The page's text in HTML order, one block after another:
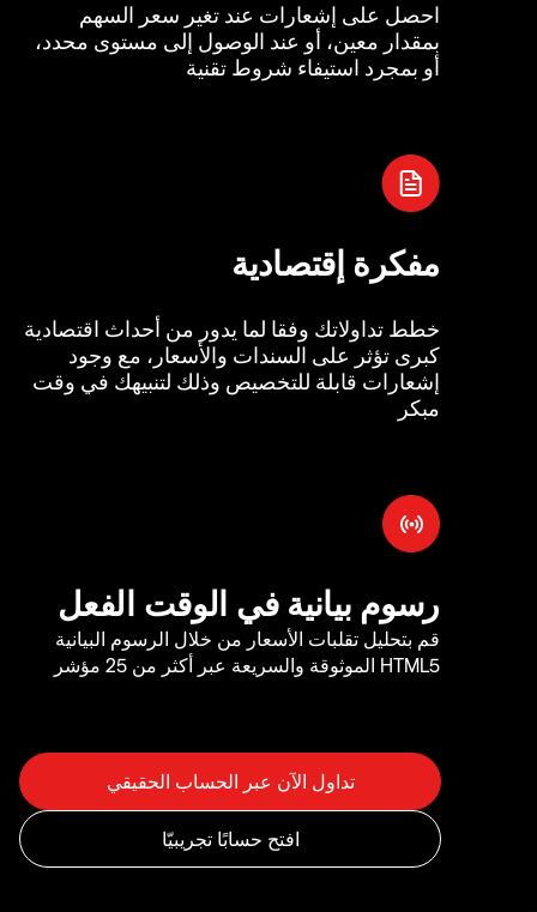
احصل على إشعارات عند تغير سعر السهم
بمقدار معين، أو عند الوصول إلى مستوى محدد،
أو بمجرد استيفاء شروط تقنية
مفكرة إقتصادية
خطط تداولاتك وفقا لما يدور من أحداث اقتصادية
كبرى تؤثر على السندات والأسعار، مع وجود
إشعارات قابلة للتخصيص وذلك لتنبيهك في وقت
مبكر
رسوم بيانية في الوقت الفعل
قم بتحليل تقلبات الأسعار من خلال الرسوم البيانية
HTML5 الموثوقة والسريعة عبر أكثر من 25 مؤشر